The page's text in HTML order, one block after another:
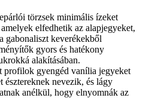
törzsek minimális ízeket
elfedhetik az alapjegyeket,
gabonaliszt keverékekből
gyors és hatékony
alakításában.
profilok gyengéd vanília jegyeket
észtereknek nevezik, és lágy
anélkül, hogy elnyomnák az